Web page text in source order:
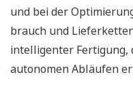
und bei der
brauch und
intelligenter Fertigung,
autonomen Abläufen